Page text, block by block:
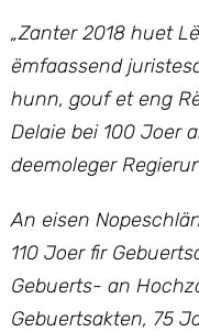
„Zanter 2018 huet
ëmfaassend
hunn, gouf et eng
Delaie bei 100 Joer
deemoleger
An eisen
110 Joer fir
Gebuerts- an
Gebuertsakten, 75